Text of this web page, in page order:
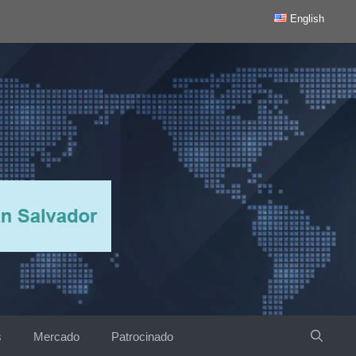
English
Mercado Patrocinado